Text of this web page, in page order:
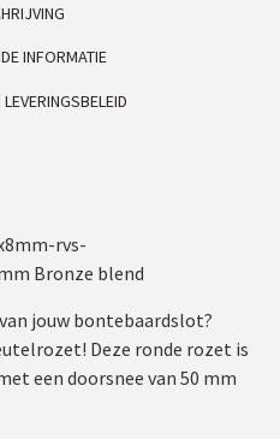
INFORMATIE
rvs-
Bronze blend
jouw bontebaardslot?
Deze ronde rozet is
een doorsnee van 50 mm